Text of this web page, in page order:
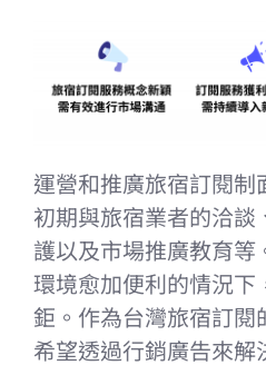
運營和推廣旅宿訂閱制
初期與旅宿業者的洽談
護以及市場推廣教育等
環境愈加便利的情況下
鉅。作為台灣旅宿訂閱
希望透過行銷廣告來解